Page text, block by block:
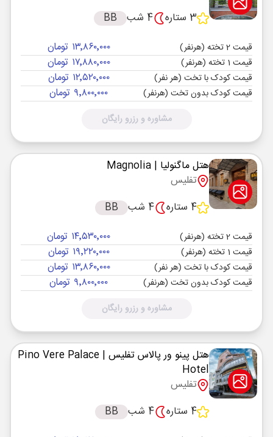
3 ستاره
4 شب BB
قیمت 2 تخته (هرنفر) ۱۳٬۸۶۰٬۰۰۰ تومان
قیمت 1 تخته (هرنفر) ۱۷٬۸۸۰٬۰۰۰ تومان
قیمت کودک با تخت (هر نفر) ۱۲٬۵۲۰٬۰۰۰ تومان
قیمت کودک بدون تخت (هرنفر) ۹٬۸۰۰٬۰۰۰ تومان
مشاوره و رزرو رایگان
هتل ماگنولیا | Magnolia
تفلیس
4 ستاره
4 شب BB
قیمت 2 تخته (هرنفر) ۱۴٬۵۳۰٬۰۰۰ تومان
قیمت 1 تخته (هرنفر) ۱۹٬۲۲۰٬۰۰۰ تومان
قیمت کودک با تخت (هر نفر) ۱۳٬۸۶۰٬۰۰۰ تومان
قیمت کودک بدون تخت (هرنفر) ۹٬۸۰۰٬۰۰۰ تومان
مشاوره و رزرو رایگان
هتل پینو ور پالاس تفلیس | Pino Vere Palace
Hotel
تفلیس
4 ستاره
4 شب BB